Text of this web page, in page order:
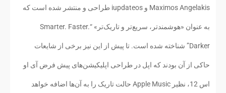
Maximos Angelakis و iupdateos طراحی و منتشر شده است که
به عنوان «هوشمندتر، سریع‌تر و تاریک‌تر» “Smarter. Faster.
Darker” شناخته شده است. تا پیش از این نیز برخی از شایعات
حاکی از آن بودند که اپل در طراحی اپلیکیشن‌های پیش فرض آی او
اس 12، نظیر Apple Music حالت تاریک را به آن‌ها اضافه خواهد